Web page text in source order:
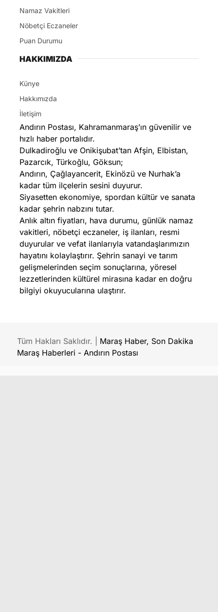
Namaz Vakitleri
Nöbetçi Eczaneler
Puan Durumu
HAKKIMIZDA
Künye
Hakkımızda
İletişim
Andırın Postası, Kahramanmaraş’ın güvenilir ve
hızlı haber portalıdır.
Dulkadiroğlu ve Onikişubat’tan Afşin, Elbistan,
Pazarcık, Türkoğlu, Göksun;
Andırın, Çağlayancerit, Ekinözü ve Nurhak’a
kadar tüm ilçelerin sesini duyurur.
Siyasetten ekonomiye, spordan kültür ve sanata
kadar şehrin nabzını tutar.
Anlık altın fiyatları, hava durumu, günlük namaz
vakitleri, nöbetçi eczaneler, iş ilanları, resmi
duyurular ve vefat ilanlarıyla vatandaşlarımızın
hayatını kolaylaştırır. Şehrin sanayi ve tarım
gelişmelerinden seçim sonuçlarına, yöresel
lezzetlerinden kültürel mirasına kadar en doğru
bilgiyi okuyucularına ulaştırır.
Tüm Hakları Saklıdır. | Maraş Haber, Son Dakika
Maraş Haberleri - Andırın Postası